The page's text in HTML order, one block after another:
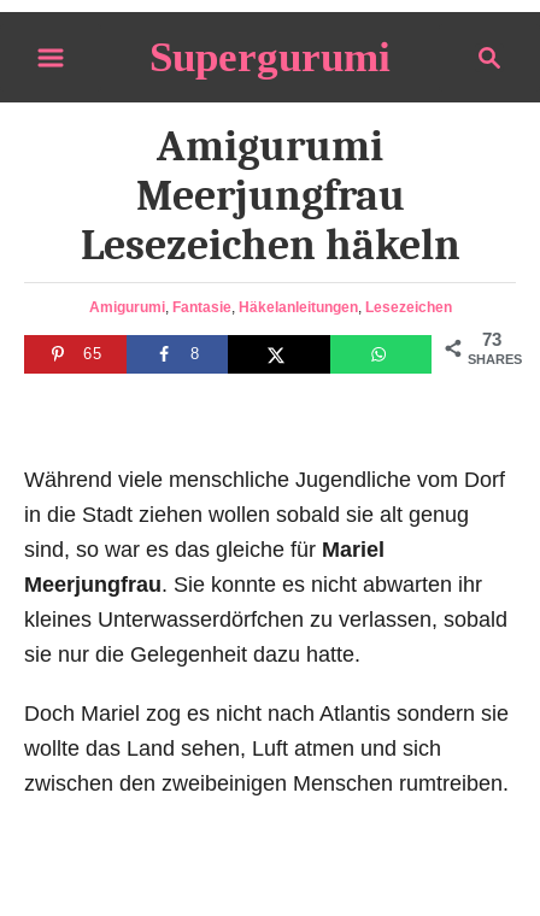
i
a
Supergurumi
Amigurumi
Meerjungfrau
Lesezeichen häkeln
C
a
t
i
e
Amigurumi, Fantasie, Häkelanleitungen, Lesezeichen
73
SHARES
65 8
Während viele menschliche Jugendliche vom Dorf
in die Stadt ziehen wollen sobald sie alt genug
sind, so war es das gleiche für Mariel
Meerjungfrau. Sie konnte es nicht abwarten ihr
kleines Unterwasserdörfchen zu verlassen, sobald
sie nur die Gelegenheit dazu hatte.
Doch Mariel zog es nicht nach Atlantis sondern sie
wollte das Land sehen, Luft atmen und sich
zwischen den zweibeinigen Menschen rumtreiben.